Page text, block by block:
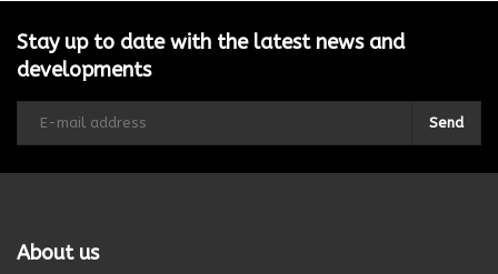
Stay up to date with the latest news and
developments
Send
About us